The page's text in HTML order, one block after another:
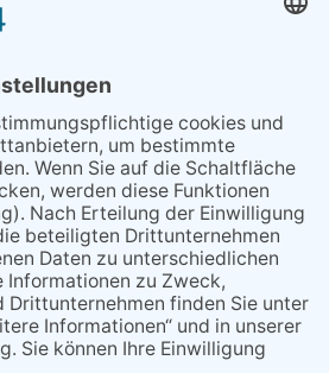
Sperrung B455: Kleiner
Grenzverkehr statt weite Wege
Wenn Bahn-Computer nicht
miteinander kommunizieren
"Plakatverbot für überregionale
Demos"
Gelbe Tonne – Ein kleiner Blick
über den Tellerand
Plastikersparnis durch Nutzung